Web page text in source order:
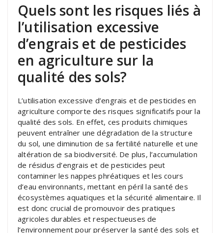
Quels sont les risques liés à
l’utilisation excessive
d’engrais et de pesticides
en agriculture sur la
qualité des sols?
L’utilisation excessive d’engrais et de pesticides en
agriculture comporte des risques significatifs pour la
qualité des sols. En effet, ces produits chimiques
peuvent entraîner une dégradation de la structure
du sol, une diminution de sa fertilité naturelle et une
altération de sa biodiversité. De plus, l’accumulation
de résidus d’engrais et de pesticides peut
contaminer les nappes phréatiques et les cours
d’eau environnants, mettant en péril la santé des
écosystèmes aquatiques et la sécurité alimentaire. Il
est donc crucial de promouvoir des pratiques
agricoles durables et respectueuses de
l’environnement pour préserver la santé des sols et